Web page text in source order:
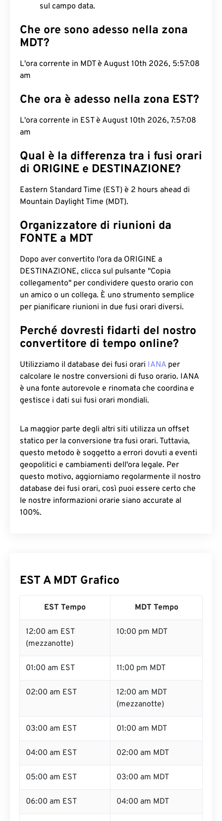
sul campo data.
Che ore sono adesso nella zona
MDT?
L'ora corrente in MDT è August 10th 2026, 5:57:09
am
Che ora è adesso nella zona EST?
L'ora corrente in EST è August 10th 2026, 7:57:09
am
Qual è la differenza tra i fusi orari
di ORIGINE e DESTINAZIONE?
Eastern Standard Time (EST) è 2 hours ahead di
Mountain Daylight Time (MDT).
Organizzatore di riunioni da
FONTE a MDT
Dopo aver convertito l'ora da ORIGINE a
DESTINAZIONE, clicca sul pulsante "Copia
collegamento" per condividere questo orario con
un amico o un collega. È uno strumento semplice
per pianificare riunioni in due fusi orari diversi.
Perché dovresti fidarti del nostro
convertitore di tempo online?
Utilizziamo il database dei fusi orari IANA per
calcolare le nostre conversioni di fuso orario. IANA
è una fonte autorevole e rinomata che coordina e
gestisce i dati sui fusi orari mondiali.
La maggior parte degli altri siti utilizza un offset
statico per la conversione tra fusi orari. Tuttavia,
questo metodo è soggetto a errori dovuti a eventi
geopolitici e cambiamenti dell'ora legale. Per
questo motivo, aggiorniamo regolarmente il nostro
database dei fusi orari, così puoi essere certo che
le nostre informazioni orarie siano accurate al
100%.
EST A MDT Grafico
EST Tempo MDT Tempo
12:00 am EST
(mezzanotte)
10:00 pm MDT
01:00 am EST 11:00 pm MDT
02:00 am EST
12:00 am MDT
(mezzanotte)
03:00 am EST 01:00 am MDT
04:00 am EST 02:00 am MDT
05:00 am EST 03:00 am MDT
06:00 am EST 04:00 am MDT